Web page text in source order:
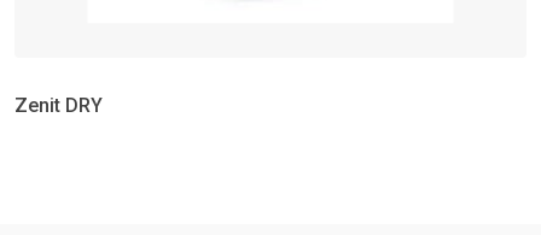
Zenit DRY